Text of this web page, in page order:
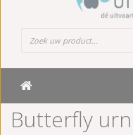
Butterfly